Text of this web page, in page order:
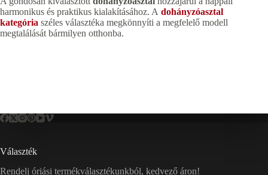
harmonikus és praktikus kialakításához. A dohányzóasztal
kategória széles választéka megkönnyíti a megfelelő modell
megtalálását bármilyen otthonba.
Választék
Rendelj óriási termékválasztékunkból, kedvező áron!